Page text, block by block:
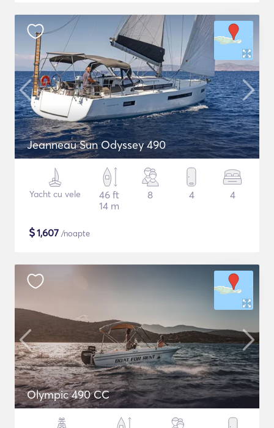
Jeanneau Sun Odyssey 490
Yacht cu vele
46 ft
14 m
8 4 4
$1,607 /noapte
Olympic 490 CC